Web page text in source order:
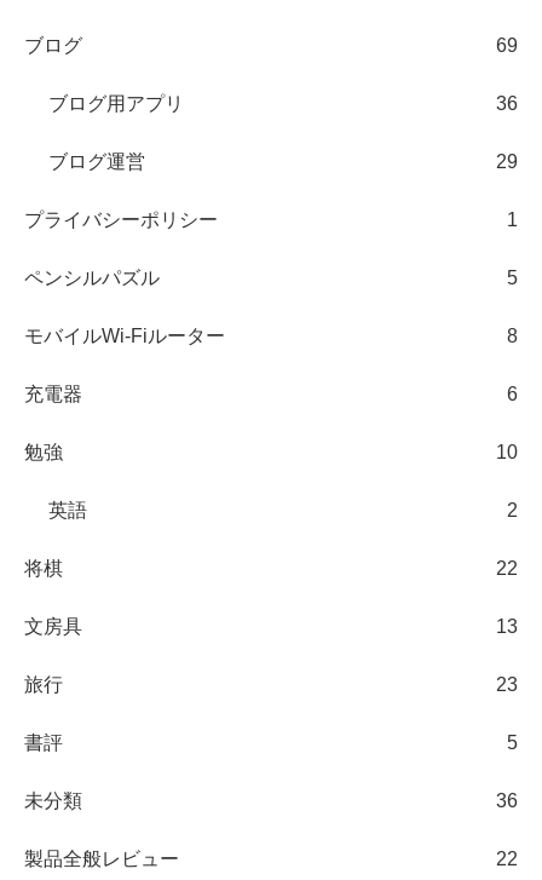
ブログ 69
ブログ用アプリ 36
ブログ運営 29
プライバシーポリシー 1
ペンシルパズル 5
モバイルWi-Fiルーター 8
充電器 6
勉強 10
英語 2
将棋 22
文房具 13
旅行 23
書評 5
未分類 36
製品全般レビュー 22